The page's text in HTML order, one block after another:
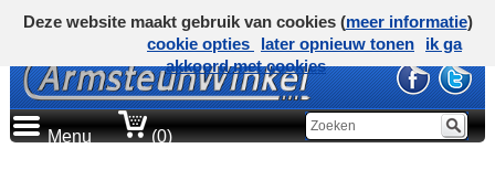
Menu (0)
Deze website maakt gebruik van cookies (meer informatie)
cookie opties
later opnieuw tonen
ik ga
akkoord met cookies